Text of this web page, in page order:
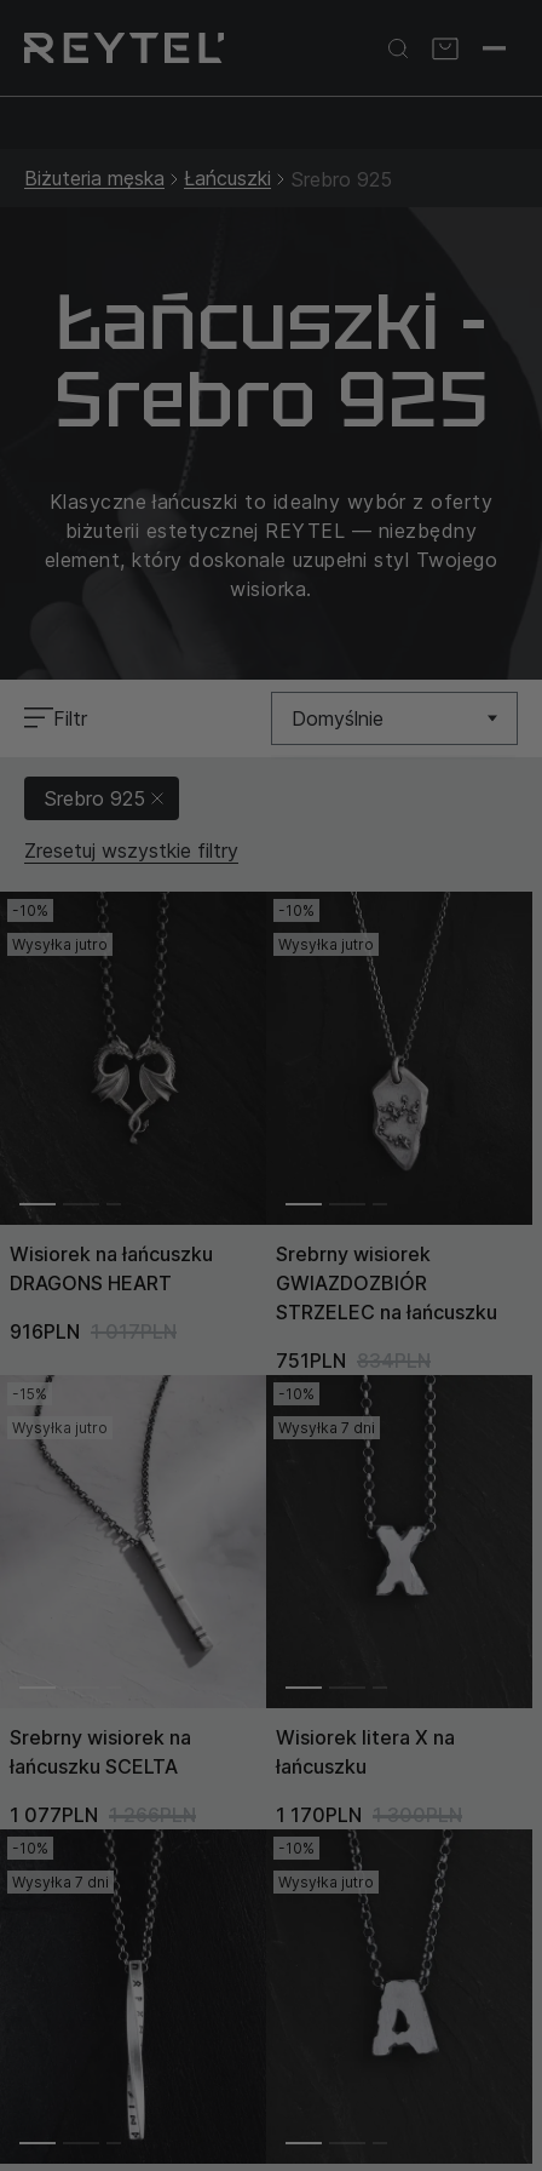
Biżuteria męska Łańcuszki Srebro 925
Łańcuszki -
Srebro 925
Klasyczne łańcuszki to idealny wybór z oferty
biżuterii estetycznej REYTEL — niezbędny
element, który doskonale uzupełni styl Twojego
wisiorka.
Filtr Domyślnie
Cena (Wysoka >
Niska)
Złota biżuteria: –30% | Do 31.08
Srebro 925
Zresetuj wszystkie filtry
-10%
Wysyłka jutro
Wisiorek na łańcuszku
DRAGONS HEART
916PLN 1 017PLN
-10%
Wysyłka jutro
Srebrny wisiorek
GWIAZDOZBIÓR
STRZELEC na łańcuszku
751PLN 834PLN
-15%
Wysyłka jutro
Srebrny wisiorek na
łańcuszku SCELTA
1 077PLN 1 266PLN
-10%
Wysyłka 7 dni
Wisiorek litera X na
łańcuszku
1 170PLN 1 300PLN
-10%
Wysyłka 7 dni
-10%
Wysyłka jutro